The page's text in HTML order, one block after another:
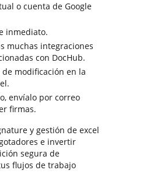
o cuenta de Google
inmediato.
muchas integraciones
con DocHub.
modificación en la
envíalo por correo
firmas.
y gestión de excel
e invertir
segura de
flujos de trabajo